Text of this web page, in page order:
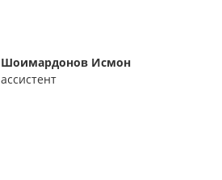
Шоимардонов Исмон
ассистент